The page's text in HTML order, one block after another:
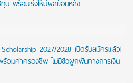
น พร้อมเร่งให้มีผลย้อนหลัง
2027/2028 เปิดรับสมัครแล้ว!
อมค่าครองชีพ ไม่มีข้อผูกพันทางการเงิน